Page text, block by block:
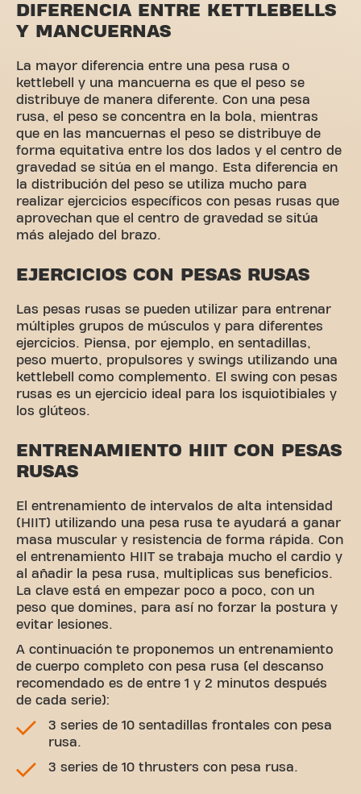
DIFERENCIA ENTRE KETTLEBELLS
Y MANCUERNAS
La mayor diferencia entre una pesa rusa o
kettlebell y una mancuerna es que el peso se
distribuye de manera diferente. Con una pesa
rusa, el peso se concentra en la bola, mientras
que en las mancuernas el peso se distribuye de
forma equitativa entre los dos lados y el centro de
gravedad se sitúa en el mango. Esta diferencia en
la distribución del peso se utiliza mucho para
realizar ejercicios específicos con pesas rusas que
aprovechan que el centro de gravedad se sitúa
más alejado del brazo.
EJERCICIOS CON PESAS RUSAS
Las pesas rusas se pueden utilizar para entrenar
múltiples grupos de músculos y para diferentes
ejercicios. Piensa, por ejemplo, en sentadillas,
peso muerto, propulsores y swings utilizando una
kettlebell como complemento. El swing con pesas
rusas es un ejercicio ideal para los isquiotibiales y
los glúteos.
ENTRENAMIENTO HIIT CON PESAS
RUSAS
El entrenamiento de intervalos de alta intensidad
(HIIT) utilizando una pesa rusa te ayudará a ganar
masa muscular y resistencia de forma rápida. Con
el entrenamiento HIIT se trabaja mucho el cardio y
al añadir la pesa rusa, multiplicas sus beneficios.
La clave está en empezar poco a poco, con un
peso que domines, para así no forzar la postura y
evitar lesiones.
A continuación te proponemos un entrenamiento
de cuerpo completo con pesa rusa (el descanso
recomendado es de entre 1 y 2 minutos después
de cada serie):
3 series de 10 sentadillas frontales con pesa
rusa.
3 series de 10 thrusters con pesa rusa.